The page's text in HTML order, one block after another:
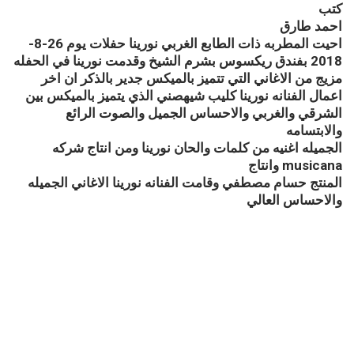
كتب
احمد طارق
احيت المطربه ذات الطابع الغربي نورينا حفلات يوم 26-8-
2018 بفندق ريكسوس بشرم الشيخ وقدمت نورينا في الحفله
مزيج من الاغاني التي تتميز بالميكس جدير بالذكر ان اخر
اعمال الفنانه نورينا كليب شيهصني الذي يتميز بالميكس بين
الشرقي والغربي والاحساس الجميل والصوت الرائع
والابتسامه
الجميله اغنيه من كلمات والحان نورينا ومن انتاج شركه
musicana وانتاج
المنتج حسام مصطفي وقامت الفنانه نورينا الاغاني الجميله
والاحساس العالي